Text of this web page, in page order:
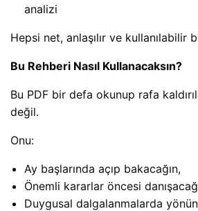
analizi
Hepsi net, anlaşılır ve kullanılabilir
Bu Rehberi Nasıl Kullanacaksın?
Bu PDF bir defa okunup rafa
değil.
Onu:
Ay başlarında açıp bakacağın,
Önemli kararlar öncesi
Duygusal dalgalanmalarda